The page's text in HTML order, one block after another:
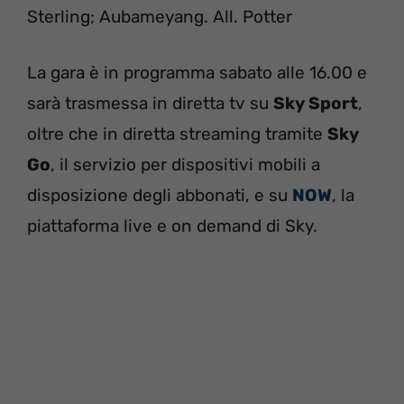
Sterling; Aubameyang. All. Potter
La gara è in programma sabato alle 16.00 e
sarà trasmessa in diretta tv su Sky Sport,
oltre che in diretta streaming tramite Sky
Go, il servizio per dispositivi mobili a
disposizione degli abbonati, e su NOW, la
piattaforma live e on demand di Sky.